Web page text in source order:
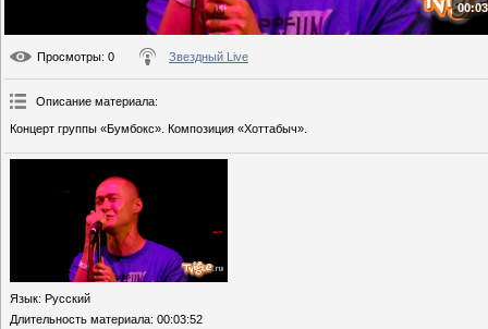
Просмотры: 0 Звездный Live
Описание материала:
Концерт группы «Бумбокс». Композиция «Хоттабыч».
Язык: Русский
Длительность материала: 00:03:52